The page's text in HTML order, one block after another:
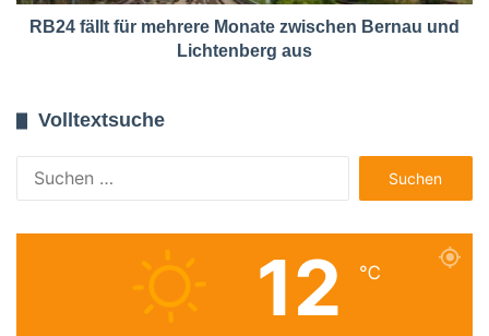
RB24 fällt für mehrere Monate zwischen Bernau und
Lichtenberg aus
Volltextsuche
nach:
12 ℃